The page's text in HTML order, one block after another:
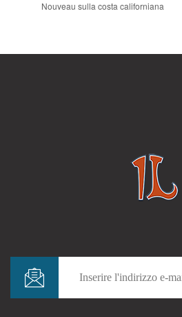
Nouveau sulla costa californiana